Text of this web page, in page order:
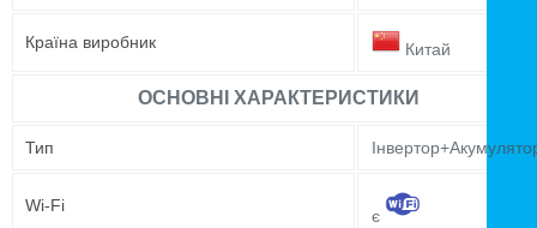
Країна виробник Китай
ОСНОВНІ ХАРАКТЕРИСТИКИ
Тип
Wi-Fi
є